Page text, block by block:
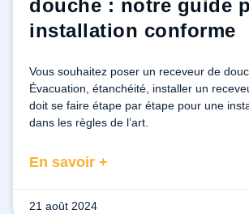
douche : notre guide
installation conforme
Vous souhaitez poser un receveur de
Évacuation, étanchéité, installer un
doit se faire étape par étape pour une
dans les règles de l’art.
En savoir +
21 août 2024